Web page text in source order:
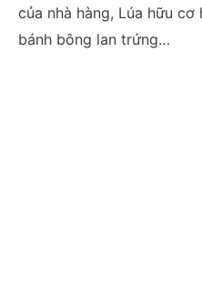
của nhà hàng, Lúa hữu
bánh bông lan trứng…